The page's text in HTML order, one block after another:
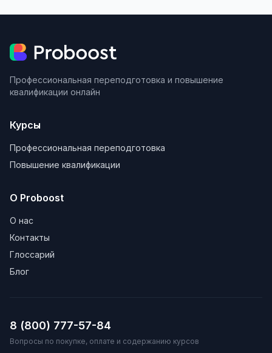
Профессиональная переподготовка и повышение
квалификации онлайн
Курсы
Профессиональная переподготовка
Повышение квалификации
О Proboost
О нас
Контакты
Глоссарий
Блог
8 (800) 777-57-84
Вопросы по покупке, оплате и содержанию курсов